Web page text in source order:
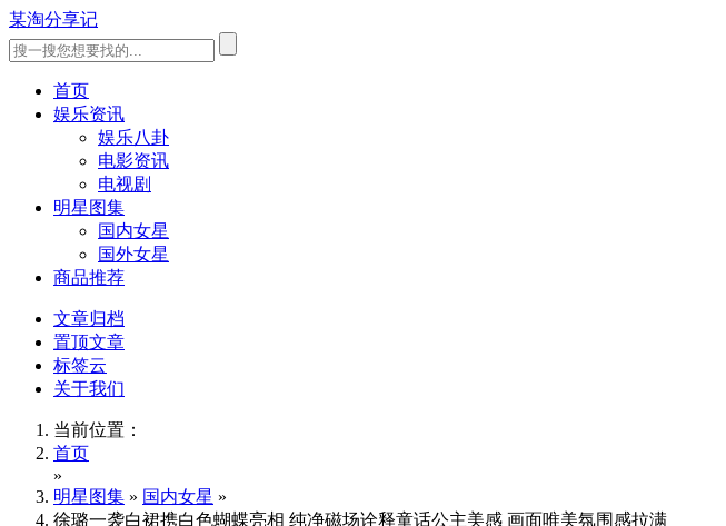
某淘分享记
首页
娱乐资讯
娱乐八卦
电影资讯
电视剧
明星图集
国内女星
国外女星
商品推荐
文章归档
置顶文章
标签云
关于我们
当前位置：
首页
»
明星图集 » 国内女星 »
徐璐一袭白裙携白色蝴蝶亮相 纯净磁场诠释童话公主美感 画面唯美氛围感拉满